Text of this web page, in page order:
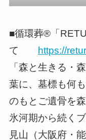
■循環葬®︎「
て
https://
「森と生きる・
葉に、墓標も何
のもとご遺骨を
氷河期から続く
見山（大阪府・